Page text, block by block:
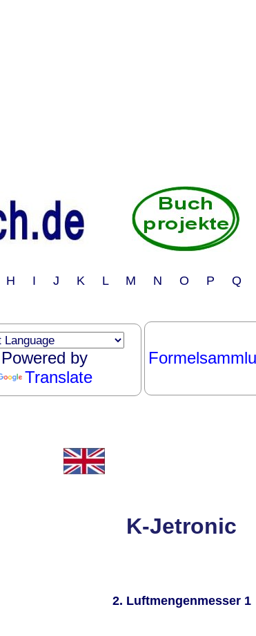
I J K L M N O P Q
Powered by
Translate
K-Jetronic
2. Luftmengenmesser 1